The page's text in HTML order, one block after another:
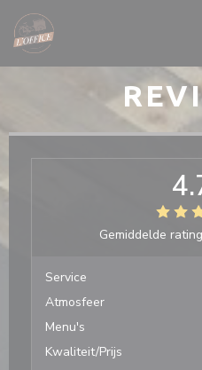
Cookies beheer paneel
Gemiddelde
Service
Atmosfeer
Menu's
Kwaliteit/Prijs